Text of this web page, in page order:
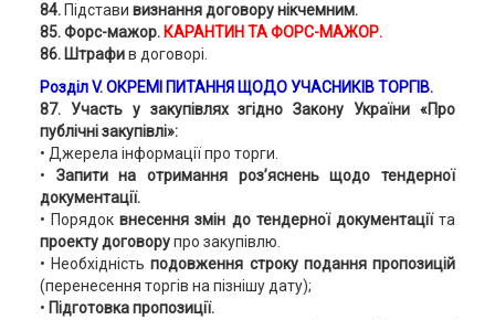
84. Підстави визнання договору нікчемним.
85. Форс-мажор. КАРАНТИН ТА ФОРС-МАЖОР.
86. Штрафив договорі.
Розділ V.ОКРЕМІ ПИТАННЯ ЩОДО УЧАСНИКІВ ТОРГІВ.
87. Участь у закупівлях згідно Закону України «Про
публічні закупівлі»:
• Джерела інформації про торги.
• Запити на отримання роз’яснень щодо тендерної
документації.
• Порядоквнесення змін до тендерної документаціїта
проекту договорупро закупівлю.
• Необхідністьподовження строку подання пропозицій
(перенесення торгів на пізнішу дату);
• Підготовка пропозиції.